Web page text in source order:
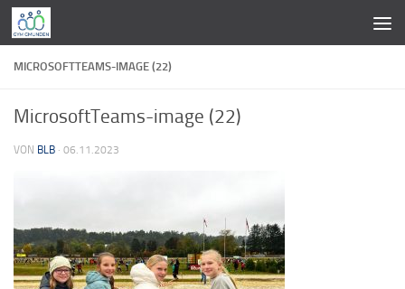
Zum Inhalt springen
MICROSOFTTEAMS-IMAGE (22)
MicrosoftTeams-image (22)
VON BLB · 06.11.2023